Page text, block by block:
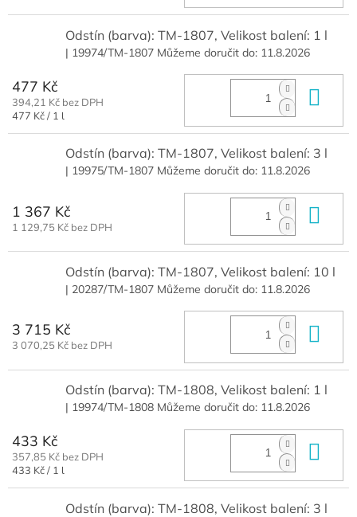
Odstín (barva): TM-1807, Velikost balení: 1 l
| 19974/TM-1807 Můžeme doručit do: 11.8.2026
477 Kč
394,21 Kč bez DPH
Měrná
477 Kč / 1 l
Odstín (barva): TM-1807, Velikost balení: 3 l
| 19975/TM-1807 Můžeme doručit do: 11.8.2026
1 367 Kč
1 129,75 Kč bez DPH
Odstín (barva): TM-1807, Velikost balení: 10 l
| 20287/TM-1807 Můžeme doručit do: 11.8.2026
3 715 Kč
3 070,25 Kč bez DPH
Odstín (barva): TM-1808, Velikost balení: 1 l
| 19974/TM-1808 Můžeme doručit do: 11.8.2026
433 Kč
357,85 Kč bez DPH
Měrná
433 Kč / 1 l
Odstín (barva): TM-1808, Velikost balení: 3 l